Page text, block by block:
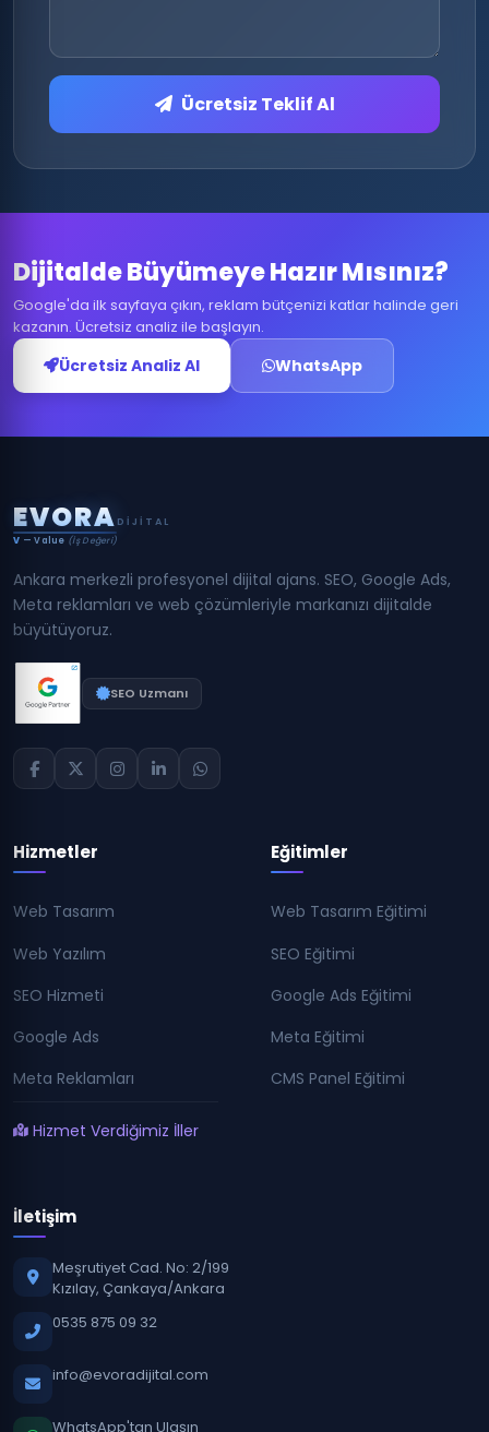
Ücretsiz Teklif Al
Dijitalde Büyümeye Hazır Mısınız?
Google'da ilk sayfaya çıkın, reklam bütçenizi katlar halinde geri
kazanın. Ücretsiz analiz ile başlayın.
Ücretsiz Analiz Al WhatsApp
EVORA DIJITAL
V — Value (İş Değeri)
Ankara merkezli profesyonel dijital ajans. SEO, Google Ads,
Meta reklamları ve web çözümleriyle markanızı dijitalde
büyütüyoruz.
SEO Uzmanı
Hizmetler
Web Tasarım
Web Yazılım
SEO Hizmeti
Google Ads
Meta Reklamları
Hizmet Verdiğimiz İller
Eğitimler
Web Tasarım Eğitimi
SEO Eğitimi
Google Ads Eğitimi
Meta Eğitimi
CMS Panel Eğitimi
İletişim
Meşrutiyet Cad. No: 2/199
Kızılay, Çankaya/Ankara
0535 875 09 32
info@evoradijital.com
WhatsApp'tan Ulaşın